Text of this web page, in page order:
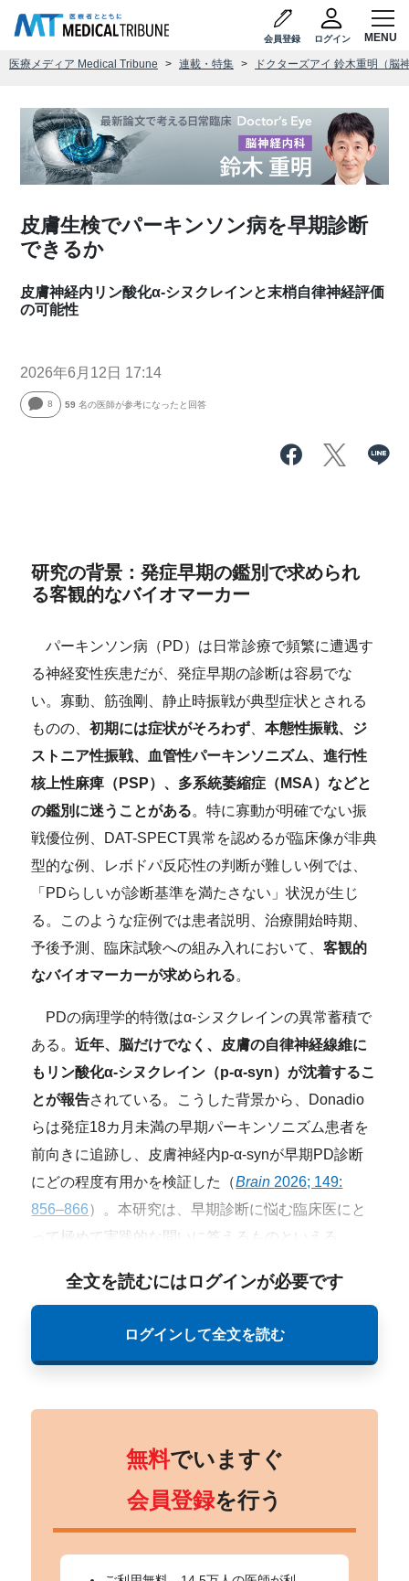
会員登録 ログイン
医療メディア Medical Tribune 連載・特集 ドクターズアイ 鈴木重明（脳
皮膚生検でパーキンソン病を早期診断
できるか
皮膚神経内リン酸化α-シヌクレインと末梢自律神経評価
の可能性
2026年6月12日 17:14
8 59 名の医師が参考になったと回答
研究の背景：発症早期の鑑別で求められ
る客観的なバイオマーカー
パーキンソン病（PD）は日常診療で頻繁に遭遇す
る神経変性疾患だが、発症早期の診断は容易でな
い。寡動、筋強剛、静止時振戦が典型症状とされる
ものの 、初期には症状がそろわず 、本態性振戦、ジ
ストニア性振戦、血管性パーキンソニズム、進行性
核上性麻痺（PSP）、多系統萎縮症（MSA）などと
の鑑別に迷うことがある。特に寡動が明確でない振
戦優位例、DAT-SPECT異常を認めるが臨床像が非典
型的な例、レボドパ反応性の判断が難しい例では、
「PDらしいが診断基準を満たさない」状況が生じ
る。このような症例では患者説明、治療開始時期、
予後予測、臨床試験への組み入れにおいて、客観的
なバイオマーカーが求められる。
PDの病理学的特徴はα-シヌクレインの異常蓄積で
ある。近年、脳だけでなく、皮膚の自律神経線維に
もリン酸化α-シヌクレイン（p-α-syn）が沈着するこ
とが報告されている。こうした背景から、Donadio
らは発症18カ月未満の早期パーキンソニズム患者を
前向きに追跡し、皮膚神経内p-α-synが早期PD診断
にどの程度有用かを検証した（Brain 2026; 149:
856–866）。本研究は、早期診断に悩む臨床医にと
って極めて実践的な問いに答えるものといえる。
全文を読むにはログインが必要です
ログインして全文を読む
無料でいますぐ
会員登録を行う